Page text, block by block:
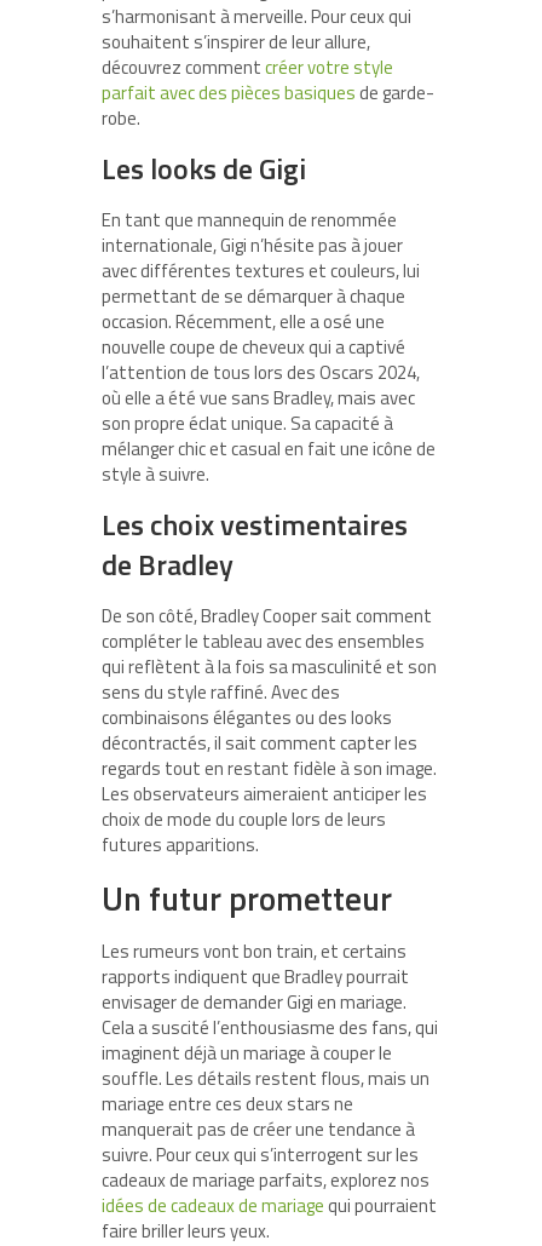
s’harmonisant à merveille. Pour ceux qui
souhaitent s’inspirer de leur allure,
découvrez commentcréer votre style
parfait avec des pièces basiquesde garde-
robe.
Les looks de Gigi
En tant que mannequin de renommée
internationale, Gigi n’hésite pas à jouer
avec différentes textures et couleurs, lui
permettant de se démarquer à chaque
occasion. Récemment, elle a osé une
nouvelle coupe de cheveux qui a captivé
l’attention de tous lors des Oscars 2024,
où elle a été vue sans Bradley, mais avec
son propre éclat unique. Sa capacité à
mélanger chic et casual en fait une icône de
style à suivre.
Les choix vestimentaires
de Bradley
De son côté, Bradley Cooper sait comment
compléter le tableau avec des ensembles
qui reflètent à la fois sa masculinité et son
sens du style raffiné. Avec des
combinaisons élégantes ou des looks
décontractés, il sait comment capter les
regards tout en restant fidèle à son image.
Les observateurs aimeraient anticiper les
choix de mode du couple lors de leurs
futures apparitions.
Un futur prometteur
Les rumeurs vont bon train, et certains
rapports indiquent que Bradley pourrait
envisager de demander Gigi en mariage.
Cela a suscité l’enthousiasme des fans, qui
imaginent déjà un mariage à couper le
souffle. Les détails restent flous, mais un
mariage entre ces deux stars ne
manquerait pas de créer une tendance à
suivre. Pour ceux qui s’interrogent sur les
cadeaux de mariage parfaits, explorez nos
idées de cadeaux de mariagequi pourraient
faire briller leurs yeux.